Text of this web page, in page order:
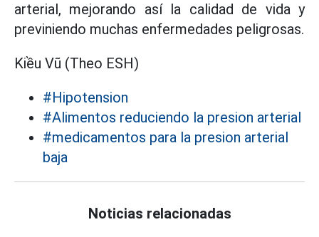
arterial, mejorando así la calidad de vida y
previniendo muchas enfermedades peligrosas.
Kiều Vũ (Theo ESH)
#Hipotension
#Alimentos reduciendo la presion arterial
#medicamentos para la presion arterial
baja
Noticias relacionadas